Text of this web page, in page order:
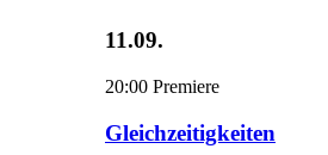
11.09.
20:00 Premiere
Gleichzeitigkeiten